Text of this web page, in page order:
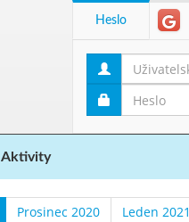
Heslo
Aktivity
Prosinec 2020 Leden 2021